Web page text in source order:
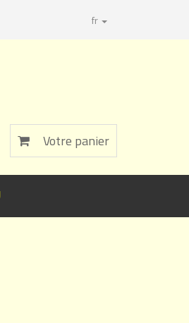
fr
Votre panier